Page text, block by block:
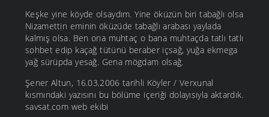
Keşke yine köyde olsaydım. Yine öküzün biri tabağlı olsa
Nizamettin eminin öküzüde tabağlı arabası yaylada
kalmış olsa. Ben ona muhtaç o bana muhtaçda tatlı tatlı
sohbet edip kaçağ tütünü beraber içsağ, yuğa ekmega
yağ sürüpda yesağ. Gena mögdam olsağ.
Şener Altun, 16.03.2006 tarihli Köyler / Verxunal
kısmındaki yazısını bu bölüme içeriği dolayısıyla aktardık.
savsat.com web ekibi